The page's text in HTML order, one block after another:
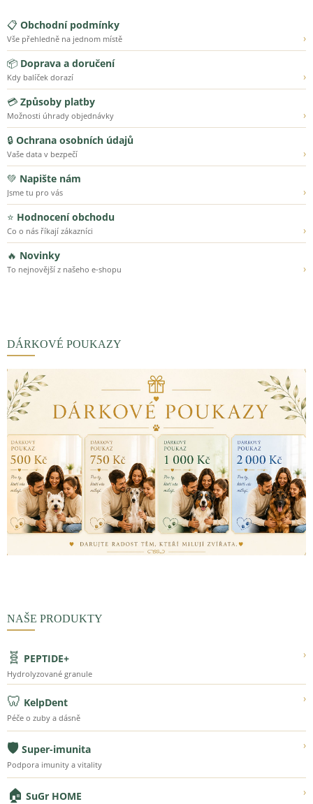
📋 Obchodní podmínky
Vše přehledně na jednom místě
›
📦 Doprava a doručení
Kdy balíček dorazí
›
💳 Způsoby platby
Možnosti úhrady objednávky
›
🔒 Ochrana osobních údajů
Vaše data v bezpečí
›
💚 Napište nám
Jsme tu pro vás
›
⭐ Hodnocení obchodu
Co o nás říkají zákazníci
›
🔥 Novinky
To nejnovější z našeho e-shopu ›
DÁRKOVÉ POUKAZY
NAŠE PRODUKTY
🧬 PEPTIDE+ ›
Hydrolyzované granule
🦷 KelpDent ›
Péče o zuby a dásně
🛡️ Super-imunita ›
Podpora imunity a vitality
🏠 SuGr HOME ›